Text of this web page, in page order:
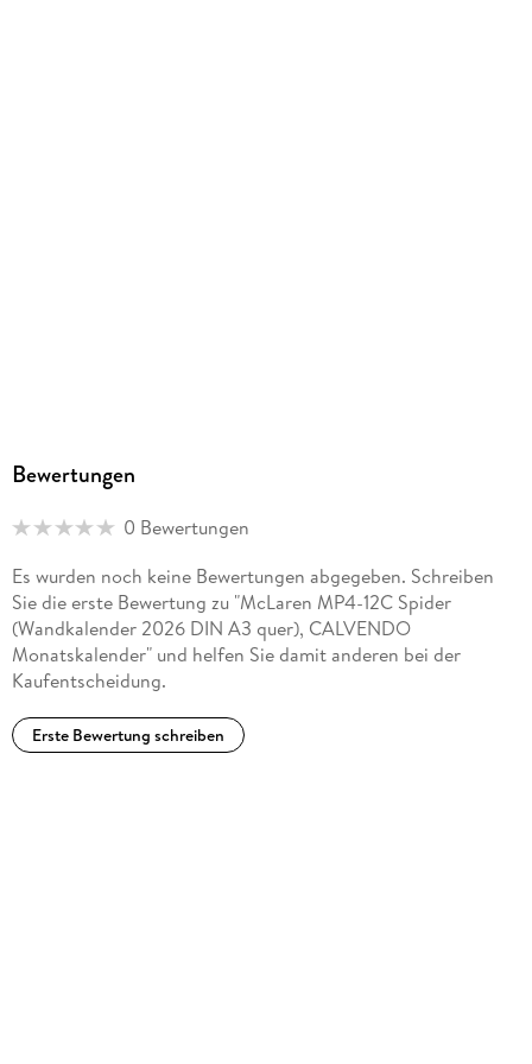
Bewertungen
0 Bewertungen
Es wurden noch keine Bewertungen abgegeben. Schreiben
Sie die erste Bewertung zu "McLaren MP4-12C Spider
(Wandkalender 2026 DIN A3 quer), CALVENDO
Monatskalender" und helfen Sie damit anderen bei der
Kaufentscheidung.
Erste Bewertung schreiben